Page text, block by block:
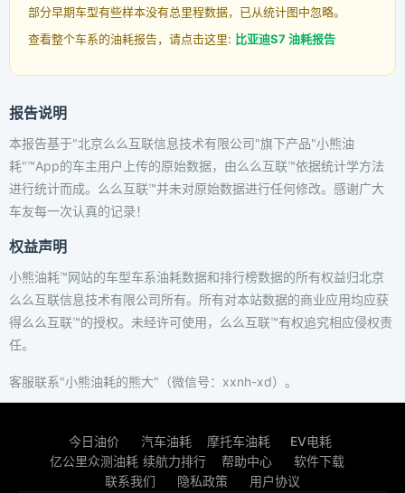
部分早期车型有些样本没有总里程数据，已从统计图中忽略。
查看整个车系的油耗报告，请点击这里: 比亚迪S7 油耗报告
报告说明
本报告基于"北京么么互联信息技术有限公司"旗下产品"小熊油
耗"™App的车主用户上传的原始数据，由么么互联™依据统计学方法
进行统计而成。么么互联™并未对原始数据进行任何修改。感谢广大
车友每一次认真的记录！
权益声明
小熊油耗™网站的车型车系油耗数据和排行榜数据的所有权益归北京
么么互联信息技术有限公司所有。所有对本站数据的商业应用均应获
得么么互联™的授权。未经许可使用，么么互联™有权追究相应侵权责
任。
客服联系"小熊油耗的熊大"（微信号：xxnh-xd）。
今日油价 汽车油耗 摩托车油耗
EV电耗
亿公里众测油耗 续航力排行 帮助中心
软件下载
联系我们
隐私政策 用户协议